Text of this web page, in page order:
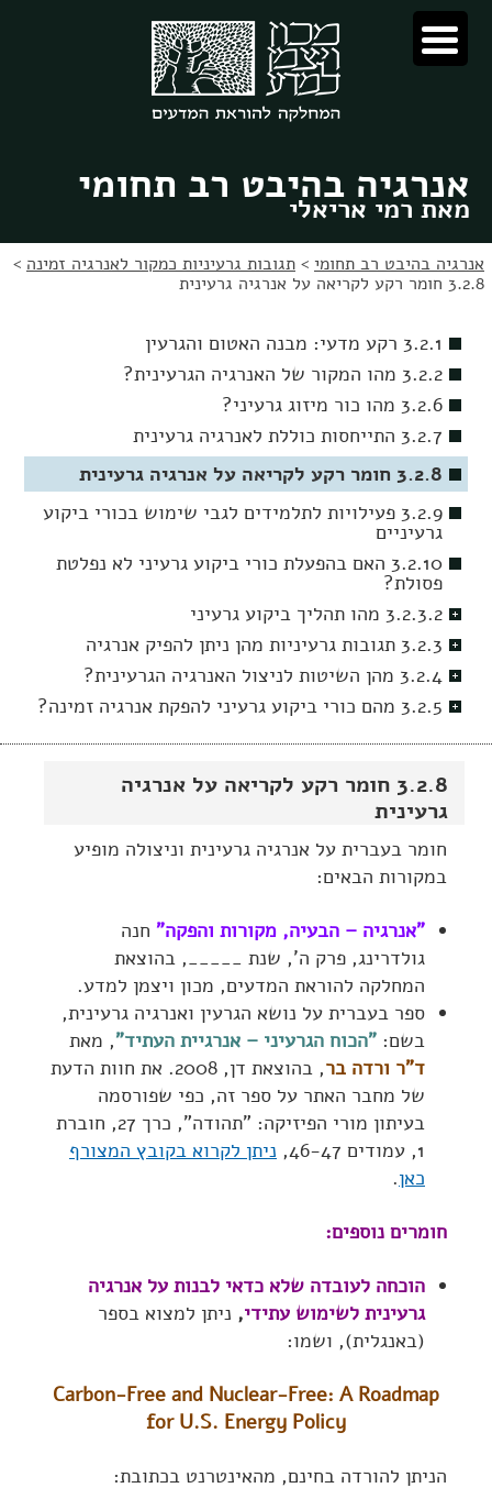
לתוכן
לניווט
אנרגיה בהיבט רב תחומי
מאת רמי אריאלי
אנרגיה בהיבט רב תחומי > תגובות גרעיניות כמקור לאנרגיה זמינה >
3.2.8 חומר רקע לקריאה על אנרגיה גרעינית
3.2.8 חומר רקע לקריאה על אנרגיה
גרעינית
חומר בעברית על אנרגיה גרעינית וניצולה מופיע
במקורות הבאים:
"אנרגיה – הבעיה, מקורות והפקה" חנה
גולדרינג, פרק ה', שנת _____, בהוצאת
המחלקה להוראת המדעים, מכון ויצמן למדע.
ספר בעברית על נושא הגרעין ואנרגיה גרעינית,
בשם: "הכוח הגרעיני – אנרגיית העתיד", מאת
ד"ר ורדה בר
, בהוצאת דן, 2008. את חוות הדעת
של מחבר האתר על ספר זה, כפי שפורסמה
בעיתון מורי הפיזיקה: "תהודה", כרך 27, חוברת
1, עמודים 46-47,
ניתן לקרוא בקובץ המצורף
כאן.
חומרים נוספים:
הוכחה לעובדה שלא כדאי לבנות על אנרגיה
גרעינית לשימוש עתידי, ניתן למצוא בספר
(באנגלית), ושמו:
Carbon-Free and Nuclear-Free: A Roadmap
for U.S. Energy Policy
הניתן להורדה בחינם, מהאינטרנט בכתובת:
3.2.1 רקע מדעי: מבנה האטום והגרעין
3.2.2 מהו המקור של האנרגיה הגרעינית?
3.2.6 מהו כור מיזוג גרעיני?
3.2.7 התייחסות כוללת לאנרגיה גרעינית
3.2.8 חומר רקע לקריאה על אנרגיה גרעינית
3.2.9 פעילויות לתלמידים לגבי שימוש בכורי ביקוע
גרעיניים
3.2.10 האם בהפעלת כורי ביקוע גרעיני לא נפלטת
פסולת?
3.2.3.2 מהו תהליך ביקוע גרעיני
3.2.3 תגובות גרעיניות מהן ניתן להפיק אנרגיה
3.2.4 מהן השיטות לניצול האנרגיה הגרעינית?
3.2.5 מהם כורי ביקוע גרעיני להפקת אנרגיה זמינה?